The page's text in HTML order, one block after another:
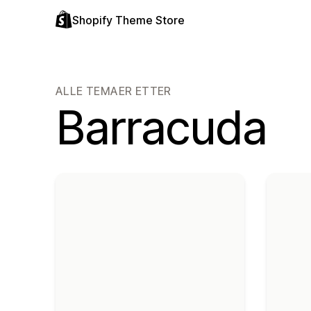
Shopify Theme Store
ALLE TEMAER ETTER
Barracuda